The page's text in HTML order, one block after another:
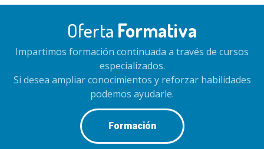
Oferta Formativa
Impartimos formación continuada a través de cursos
especializados.
Si desea ampliar conocimientos y reforzar habilidades
podemos ayudarle.
Formación